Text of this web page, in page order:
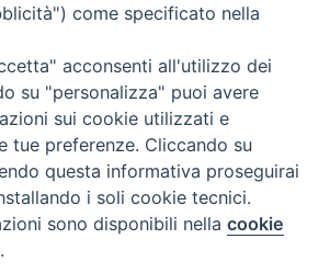
come specificato nella
acconsenti all'utilizzo dei
su "personalizza" puoi avere
sui cookie utilizzati e
tue preferenze. Cliccando su
questa informativa proseguirai
i soli cookie tecnici.
sono disponibili nellacookie